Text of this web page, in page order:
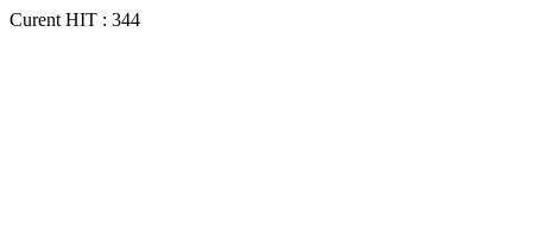
Curent HIT : 344